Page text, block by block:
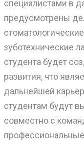
специалистами в
предусмотрены
зуботехнические
студента будет
развития, что
дальнейшей
студентам будут
совместно с